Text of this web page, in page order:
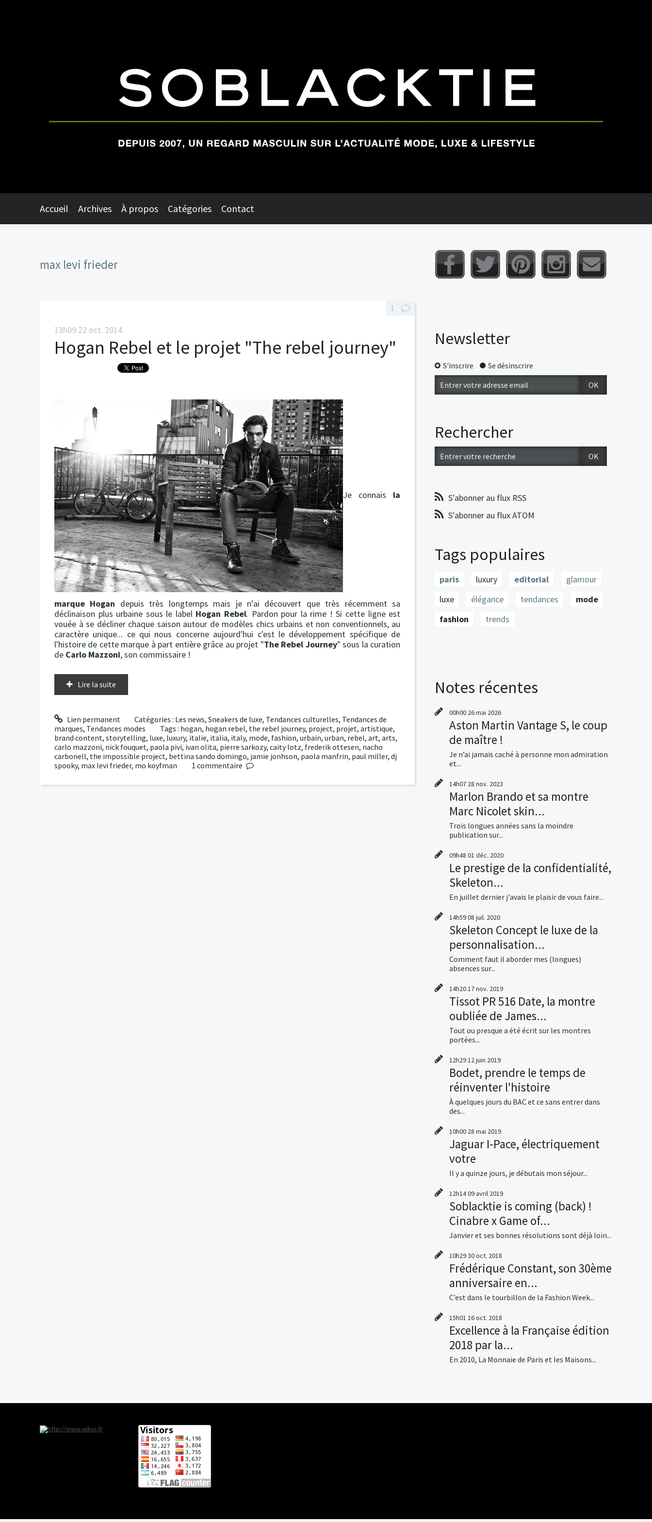
Accueil Archives À propos Catégories Contact
max levi frieder
13h09 22 oct. 2014
Hogan Rebel et le projet "The rebel journey"
Je connais la
marque Hogan depuis très longtemps mais je n'ai découvert que très récemment sa
déclinaison plus urbaine sous le label Hogan Rebel. Pardon pour la rime ! Si cette ligne est
vouée à se décliner chaque saison autour de modèles chics urbains et non conventionnels, au
caractère unique... ce qui nous concerne aujourd'hui c'est le développement spécifique de
l'histoire de cette marque à part entière grâce au projet "The Rebel Journey" sous la curation
de Carlo Mazzoni, son commissaire !
Lire la suite
Lien permanent Catégories : Les news,Sneakers de luxe, Tendances culturelles, Tendances de
marques, Tendances modes Tags : hogan, hogan rebel, the rebel journey, project, projet, artistique,
brand content, storytelling, luxe, luxury, italie, italia, italy, mode, fashion, urbain, urban, rebel, art, arts,
carlo mazzoni, nick fouquet, paola pivi, ivan olita, pierre sarkozy, caity lotz, frederik ottesen, nacho
carbonell, the impossible project, bettina sando domingo, jamie jonhson, paola manfrin, paul miller, dj
spooky, max levi frieder, mo koyfman
1
1 commentaire
Newsletter
S'inscrire Se désinscrire
Rechercher
S'abonner au flux RSS
S'abonner au flux ATOM
Tags populaires
paris luxury editorial
glamour
luxe
élégance tendances
mode
fashion
trends
Notes récentes
00h00 26mai 2026
Aston Martin Vantage S, le coup
de maître !
Je n’ai jamais caché à personne mon admiration
et...
14h07 28 nov. 2023
Marlon Brando et sa montre
Marc Nicolet skin...
Trois longues années sans la moindre
publication sur...
09h48 01 déc. 2020
Le prestige de la confidentialité,
Skeleton...
En juillet dernier j'avais le plaisir de vous faire...
14h5908 juil. 2020
Skeleton Concept le luxe de la
personnalisation...
Comment faut il aborder mes (longues)
absences sur...
14h2017nov. 2019
Tissot PR 516 Date, la montre
oubliée de James...
Tout ou presque a été écrit sur les montres
portées...
12h2912juin 2019
Bodet, prendre le temps de
réinventer l'histoire
À quelques jours du BAC et ce sans entrer dans
des...
10h00 28 mai 2019
Jaguar I-Pace, électriquement
votre
Il y a quinze jours, je débutais mon séjour...
12h1409avril 2019
Soblacktie is coming (back) !
Cinabre x Game of...
Janvier et ses bonnes résolutions sont déjà loin...
10h2930oct. 2018
Frédérique Constant, son 30ème
anniversaire en...
C’est dans le tourbillon de la Fashion Week...
15h01 16oct. 2018
Excellence à la Française édition
2018 par la...
En 2010, La Monnaie de Paris et les Maisons...